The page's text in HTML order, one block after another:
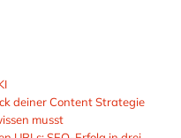
deiner Content Strategie
musst